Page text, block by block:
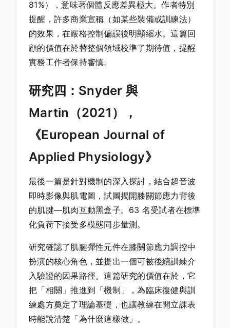
81%），意味著個體反應差異極大。作者特別
提醒，許多商業宣稱（如某些裝備或訓練法）
的效果，在嚴格控制偏誤後明顯縮水。這篇回
顧的價值在於替整個領域校準了期待值，提醒
實務工作者保持審慎。
研究四：Snyder 與
Martin（2021），
《European Journal of
Applied Physiology》
最後一篇是針對機制的深入探討，結合超音波
即時影像與肌電圖，試圖揭開膝關節應力背後
的肌腱—肌肉互動黑盒子。63 名受試者在標準
化負荷下接受多模態同步量測。
研究確認了肌腱彈性元件在膝關節應力調控中
扮演的核心角色，並提出一個可被後續訓練介
入驗證的因果路徑。這篇研究的價值在於，它
把「相關」推進到「機制」，為臨床復健與訓
練處方奠定了理論基礎，也讓教練在開立課表
時能說清楚「為什麼這樣做」。